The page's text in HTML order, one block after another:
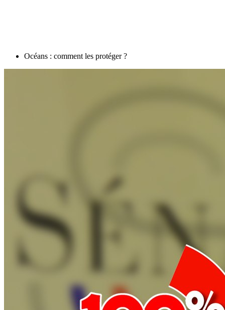
Océans : comment les protéger ?